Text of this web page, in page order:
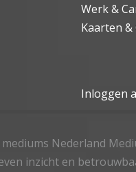
Werk &
Kaarten &
Inloggen
mediums Nederland
inzicht en